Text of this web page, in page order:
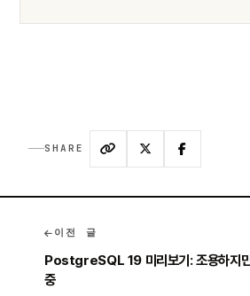
SHARE
이전 글
PostgreSQL 19 미리보기: 조용하지
중